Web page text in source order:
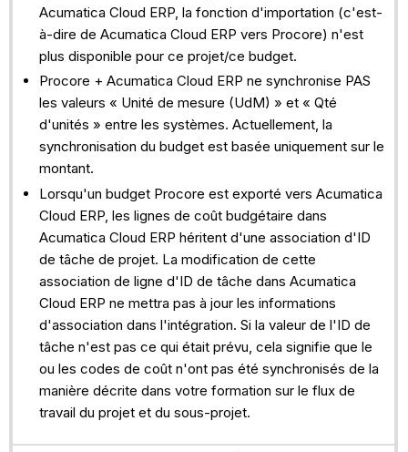
Acumatica Cloud ERP, la fonction d'importation (c'est-
à-dire de Acumatica Cloud ERP vers Procore) n'est
plus disponible pour ce projet/ce budget.
Procore + Acumatica Cloud ERP ne synchronise PAS
les valeurs « Unité de mesure (UdM) » et « Qté
d'unités » entre les systèmes. Actuellement, la
synchronisation du budget est basée uniquement sur le
montant.
Lorsqu'un budget Procore est exporté vers Acumatica
Cloud ERP, les lignes de coût budgétaire dans
Acumatica Cloud ERP héritent d'une association d'ID
de tâche de projet. La modification de cette
association de ligne d'ID de tâche dans Acumatica
Cloud ERP ne mettra pas à jour les informations
d'association dans l'intégration. Si la valeur de l'ID de
tâche n'est pas ce qui était prévu, cela signifie que le
ou les codes de coût n'ont pas été synchronisés de la
manière décrite dans votre formation sur le flux de
travail du projet et du sous-projet.